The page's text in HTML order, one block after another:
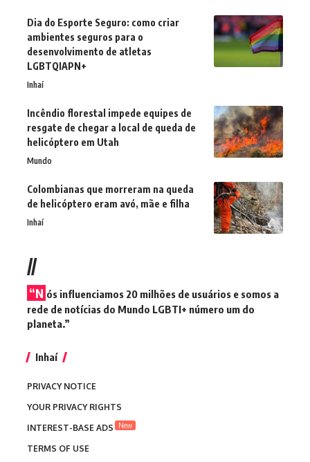
Dia do Esporte Seguro: como criar
ambientes seguros para o
desenvolvimento de atletas
LGBTQIAPN+
Inhaí
Incêndio florestal impede equipes de
resgate de chegar a local de queda de
helicóptero em Utah
Mundo
Colombianas que morreram na queda
de helicóptero eram avó, mãe e filha
Inhaí
//
“N ós influenciamos 20 milhões de usuários e somos a
rede de notícias do Mundo LGBTI+ número um do
planeta.”
Inhaí
PRIVACY NOTICE
YOUR PRIVACY RIGHTS
INTEREST-BASE ADS
New
TERMS OF USE